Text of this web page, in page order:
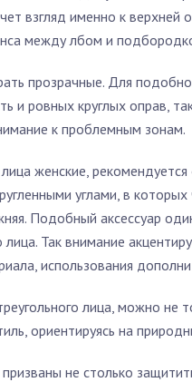
взгляд именно к верхней
между лбом и
прозрачные. Для
и ровных круглых оправ,
к проблемным зонам.
женские,
углами, в
Подобный аксессуар
лица. Так внимание
использования
лица, можно не
ориентируясь на
не столько